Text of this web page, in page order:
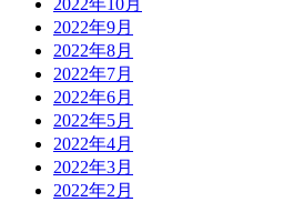
2022年9月
2022年8月
2022年7月
2022年6月
2022年5月
2022年4月
2022年3月
2022年2月